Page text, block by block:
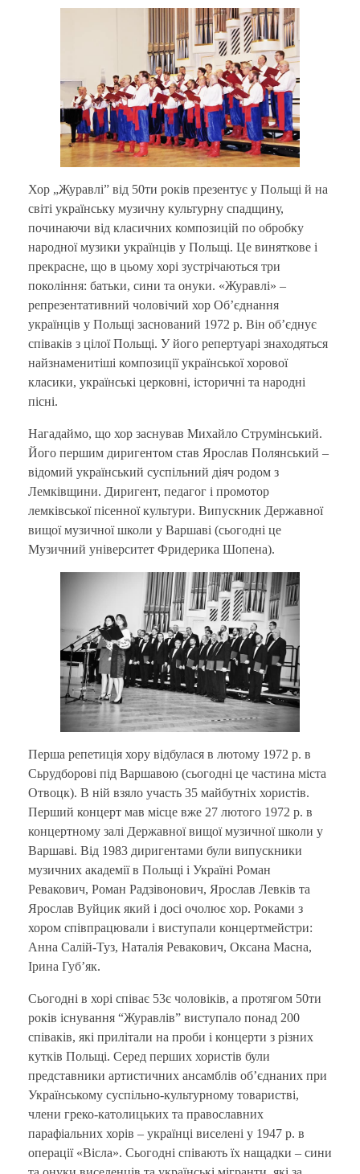
Хор „Журавлі” від 50ти років презентує у Польщі й на
світі українську музичну культурну спадщину,
починаючи від класичних композицій по обробку
народної музики українців у Польщі. Це виняткове і
прекрасне, що в цьому хорі зустрічаються три
покоління: батьки, сини та онуки. «Журавлі» –
репрезентативний чоловічий хор Об’єднання
українців у Польщі заснований 1972 р. Він об’єднує
співаків з цілої Польщі. У його репертуарі знаходяться
найзнаменитіші композиції української хорової
класики, українські церковні, історичні та народні
пісні.
Нагадаймо, що хор заснував Михайло Струмінський.
Його першим диригентом став Ярослав Полянський –
відомий український суспільний діяч родом з
Лемківщини. Диригент, педагог і промотор
лемківської пісенної культури. Випускник Державної
вищої музичної школи у Варшаві (сьогодні це
Музичний університет Фридерика Шопена).
Перша репетиція хору відбулася в лютому 1972 р. в
Сьрудборові під Варшавою (сьогодні це частина міста
Отвоцк). В ній взяло участь 35 майбутніх хористів.
Перший концерт мав місце вже 27 лютого 1972 р. в
концертному залі Державної вищої музичної школи у
Варшаві. Від 1983 диригентами були випускники
музичних академії в Польщі і Україні Роман
Ревакович, Роман Радзівонович, Ярослав Левків та
Ярослав Вуйцик який і досі очолює хор. Роками з
хором співпрацювали і виступали концертмейстри:
Анна Салій-Туз, Наталія Ревакович, Оксана Масна,
Ірина Губ’як.
Сьогодні в хорі співає 53є чоловіків, а протягом 50ти
років існування “Журавлів” виступало понад 200
співаків, які прилітали на проби і концерти з різних
кутків Польщі. Серед перших хористів були
представники артистичних ансамблів об’єднаних при
Українському суспільно-культурному товаристві,
члени греко-католицьких та православних
парафіальних хорів – українці виселені у 1947 р. в
операції «Вісла». Сьогодні співають їх нащадки – сини